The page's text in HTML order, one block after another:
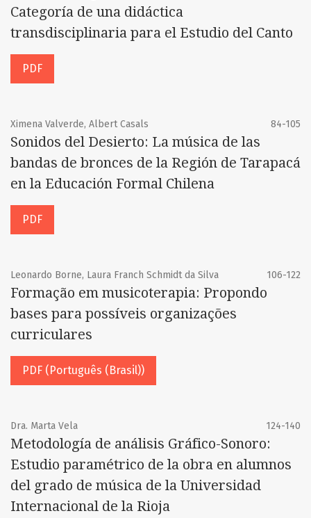
Categoría de una didáctica
transdisciplinaria para el Estudio del Canto
PDF
Ximena Valverde, Albert Casals 84-105
Sonidos del Desierto: La música de las
bandas de bronces de la Región de Tarapacá
en la Educación Formal Chilena
PDF
Leonardo Borne, Laura Franch Schmidt da Silva 106-122
Formação em musicoterapia: Propondo
bases para possíveis organizações
curriculares
PDF (Português (Brasil))
Dra. Marta Vela 124-140
Metodología de análisis Gráfico-Sonoro:
Estudio paramétrico de la obra en alumnos
del grado de música de la Universidad
Internacional de la Rioja